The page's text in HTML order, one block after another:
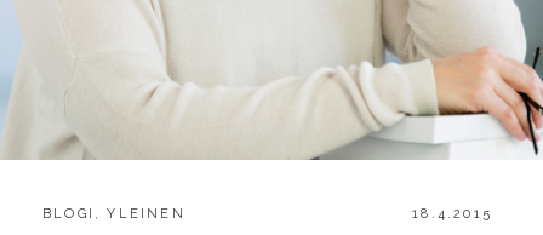
CATEGORIES:
BLOGI ,YLEINEN
POSTED
18.4.2015